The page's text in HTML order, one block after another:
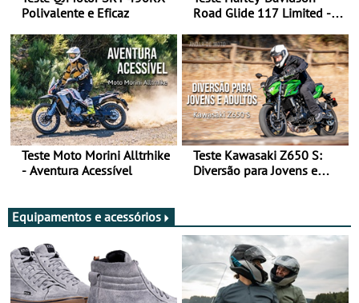
Polivalente e Eficaz
Road Glide 117 Limited - A
Teste Moto Morini Alltrhike
- Aventura Acessível
Teste Kawasaki Z650 S:
Diversão para Jovens e
Equipamentos e acessórios